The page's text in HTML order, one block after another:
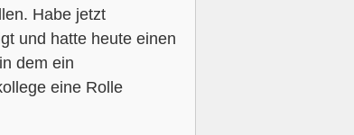
Habe jetzt
und hatte heute einen
dem ein
eine Rolle